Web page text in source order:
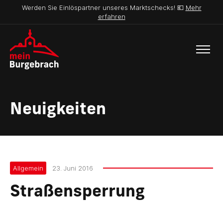
Werden Sie Einlöspartner unseres Marktschecks! 💶 Mehr
erfahren
Neuigkeiten
Allgemein 23. Juni 2016
Straßensperrung